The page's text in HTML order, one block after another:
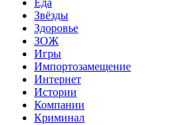
Звёзды
Здоровье
ЗОЖ
Игры
Импортозамещение
Интернет
Истории
Компании
Криминал